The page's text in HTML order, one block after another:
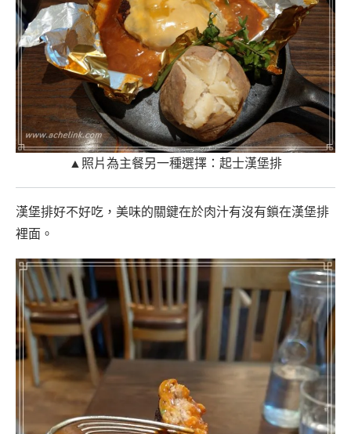
▲照片為主餐另一種選擇：起士漢堡排
漢堡排好不好吃，美味的關鍵在於肉汁有沒有鎖在漢堡排
裡面。